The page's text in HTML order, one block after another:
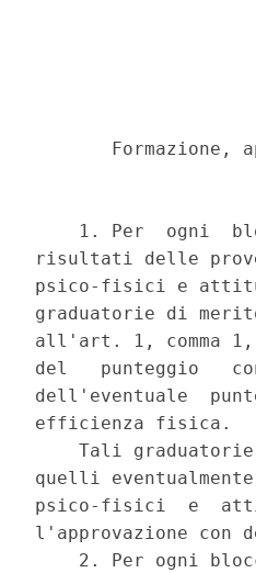
Formazione,
1. Per  ogni
risultati delle
psico-fisici e
graduatorie di
all'art. 1, comma
del   punteggio
dell'eventuale
efficienza fisica.
Tali
quelli
psico-fisici  e
l'approvazione con
2. Per ogni